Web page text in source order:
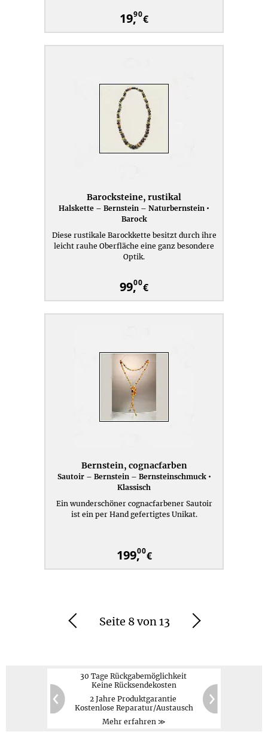
19,90€
Barocksteine, rustikal
Halskette – Bernstein – Naturbernstein •
Barock
Diese rustikale Barockkette besitzt durch ihre
leicht rauhe Oberfläche eine ganz besondere
Optik.
99,00€
Bernstein, cognacfarben
Sautoir – Bernstein – Bernsteinschmuck •
Klassisch
Ein wunderschöner cognacfarbener Sautoir
ist ein per Hand gefertigtes Unikat.
199,00€
Zurück Seite 8 von 13 Weiter
Zurück
60 20
30 Tage Rückgabemöglichkeit
Keine Rücksendekosten
2 Jahre Produktgarantie
Kostenlose Reparatur/Austausch
Mehr erfahren ≫
PayPal,Kreditkarte,
Vorauskasse